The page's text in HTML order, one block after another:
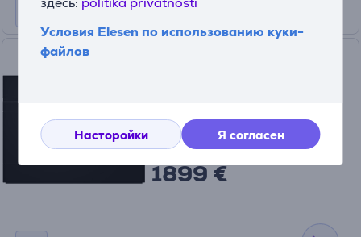
Условия Elesen по использованию куки-
файлов
Насторойки Я согласен
На заказ
Цена:
1899 €